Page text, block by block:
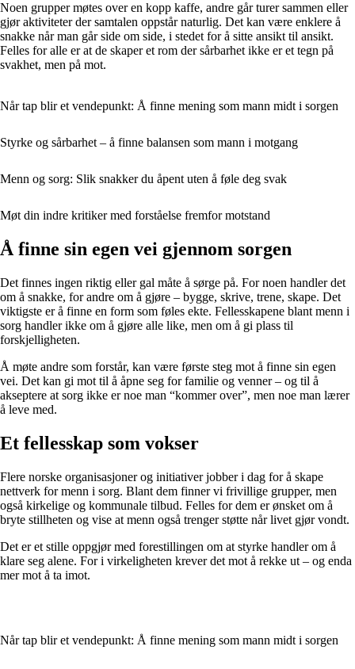
Noen grupper møtes over en kopp kaffe, andre går turer sammen eller
gjør aktiviteter der samtalen oppstår naturlig. Det kan være enklere å
snakke når man går side om side, i stedet for å sitte ansikt til ansikt.
Felles for alle er at de skaper et rom der sårbarhet ikke er et tegn på
svakhet, men på mot.
Når tap blir et vendepunkt: Å finne mening som mann midt i sorgen
Styrke og sårbarhet – å finne balansen som mann i motgang
Menn og sorg: Slik snakker du åpent uten å føle deg svak
Møt din indre kritiker med forståelse fremfor motstand
Å finne sin egen vei gjennom sorgen
Det finnes ingen riktig eller gal måte å sørge på. For noen handler det
om å snakke, for andre om å gjøre – bygge, skrive, trene, skape. Det
viktigste er å finne en form som føles ekte. Fellesskapene blant menn i
sorg handler ikke om å gjøre alle like, men om å gi plass til
forskjelligheten.
Å møte andre som forstår, kan være første steg mot å finne sin egen
vei. Det kan gi mot til å åpne seg for familie og venner – og til å
akseptere at sorg ikke er noe man “kommer over”, men noe man lærer
å leve med.
Et fellesskap som vokser
Flere norske organisasjoner og initiativer jobber i dag for å skape
nettverk for menn i sorg. Blant dem finner vi frivillige grupper, men
også kirkelige og kommunale tilbud. Felles for dem er ønsket om å
bryte stillheten og vise at menn også trenger støtte når livet gjør vondt.
Det er et stille oppgjør med forestillingen om at styrke handler om å
klare seg alene. For i virkeligheten krever det mot å rekke ut – og enda
mer mot å ta imot.
Når tap blir et vendepunkt: Å finne mening som mann midt i sorgen